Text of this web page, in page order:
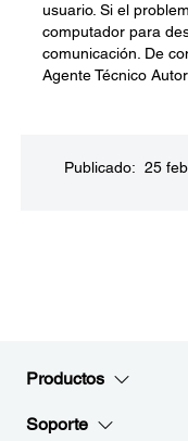
usuario. Si el
computador para
comunicación. De
Agente Técnico
Publicado: 25
Productos
Soporte